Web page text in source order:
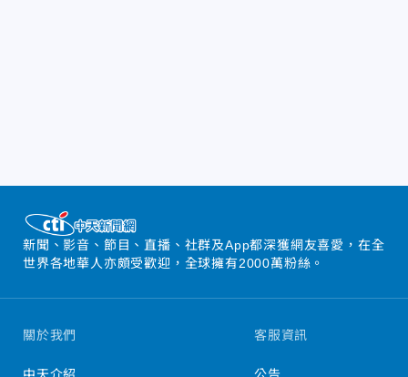
新聞、影音、節目、直播、社群及App都深獲網友喜愛，在全
世界各地華人亦頗受歡迎，全球擁有2000萬粉絲。
關於我們 客服資訊